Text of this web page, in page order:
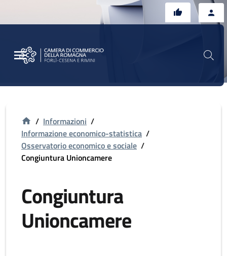
/ Informazioni /
Informazione economico-statistica /
Osservatorio economico e sociale /
Congiuntura Unioncamere
Congiuntura
Unioncamere